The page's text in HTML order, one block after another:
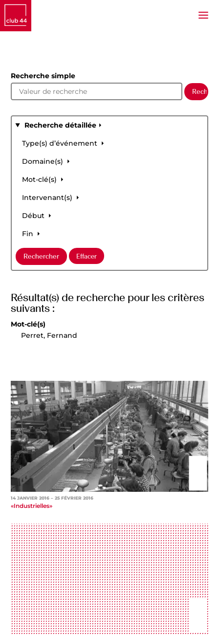
Recherche simple
Recherche détaillée
Type(s) d’événement
Domaine(s)
Mot-clé(s)
Intervenant(s)
Début
Fin
Résultat(s) de recherche pour les critères
suivants :
Mot-clé(s)
Perret, Fernand
14 JANVIER 2016– 25 FÉVRIER 2016
«Industrielles»